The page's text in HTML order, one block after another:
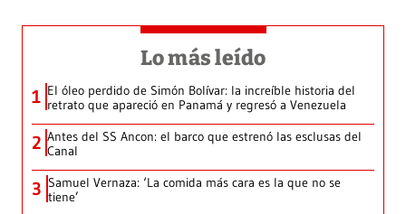
Lo más leído
1 El óleo perdido de Simón Bolívar: la increíble historia del
retrato que apareció en Panamá y regresó a Venezuela
2 Antes del SS Ancon: el barco que estrenó las esclusas del
Canal
3 Samuel Vernaza: ‘La comida más cara es la que no se
tiene’